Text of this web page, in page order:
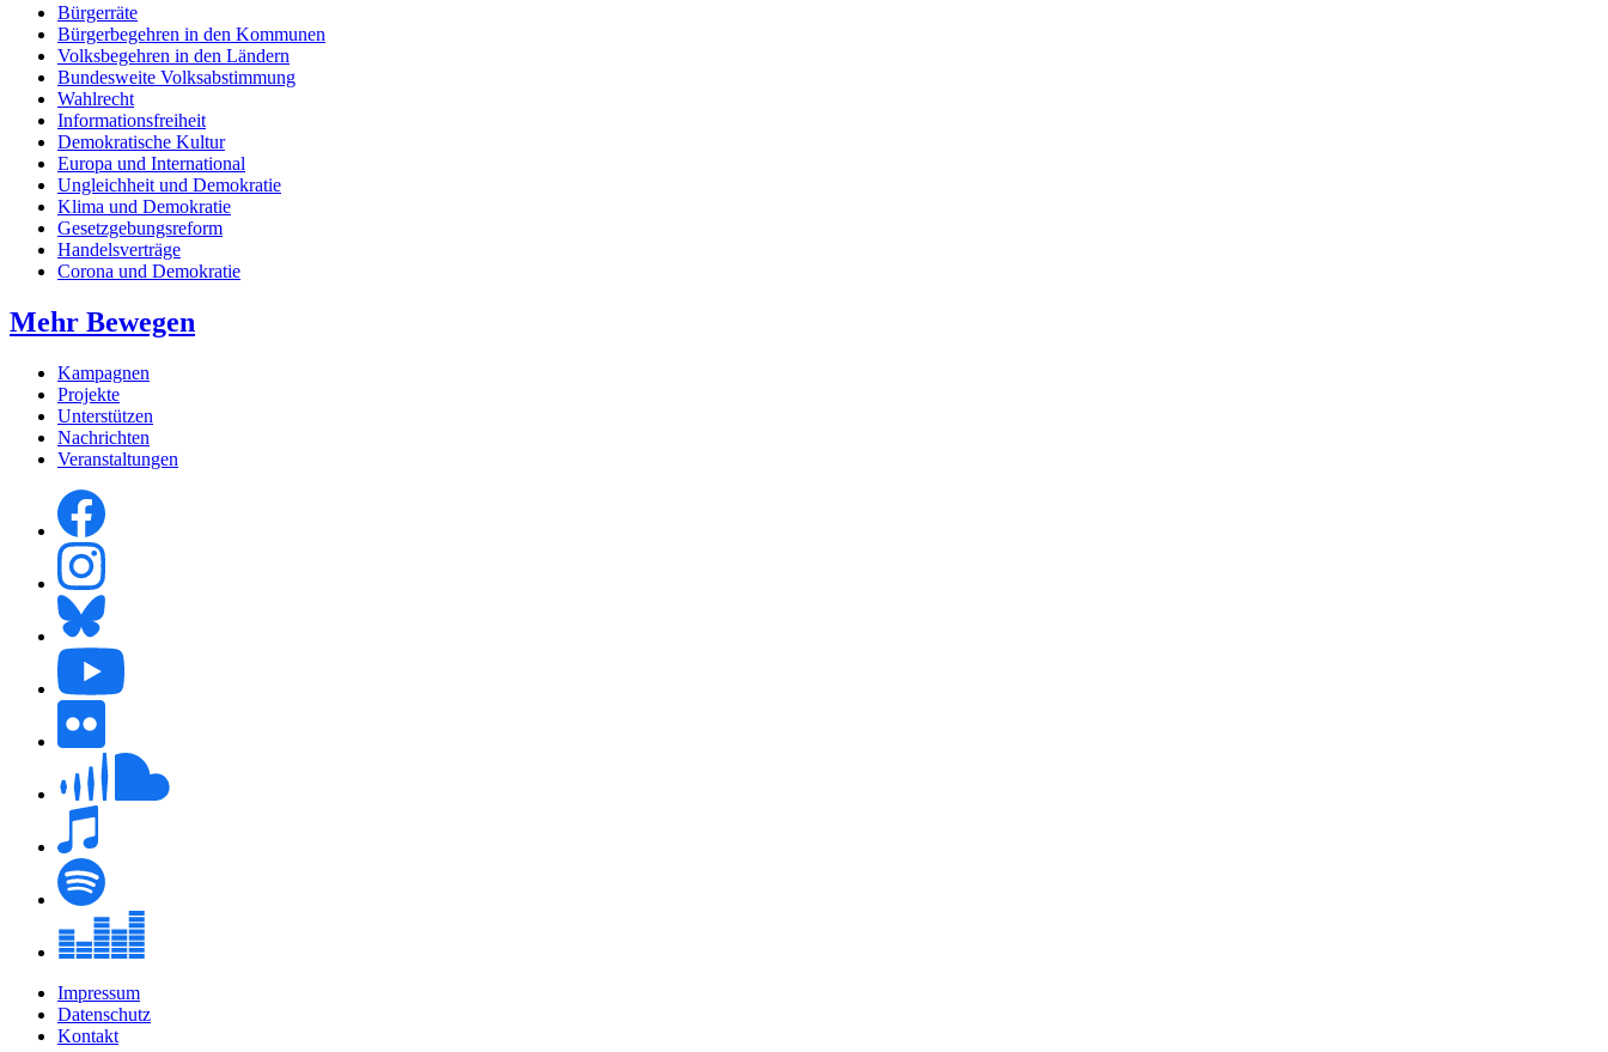
Bürgerräte
Bürgerbegehren in den Kommunen
Volksbegehren in den Ländern
Bundesweite Volksabstimmung
Wahlrecht
Informationsfreiheit
Demokratische Kultur
Europa und International
Ungleichheit und Demokratie
Klima und Demokratie
Gesetzgebungsreform
Handelsverträge
Corona und Demokratie
Mehr Bewegen
Kampagnen
Projekte
Unterstützen
Nachrichten
Veranstaltungen
Impressum
Datenschutz
Kontakt